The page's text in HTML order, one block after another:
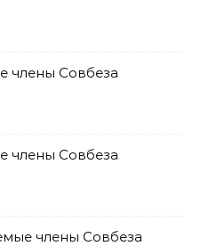
члены Совбеза
члены Совбеза
члены Совбеза